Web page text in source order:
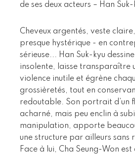
de ses deux acteurs – Han
Cheveux argentés, veste
presque hystérique - en
sérieuse... Han Suk-kyu
insolente, laisse transparaître
violence inutile et égrène
grossièretés, tout en
redoutable. Son portrait d’un
acharné, mais peu enclin à
manipulation, apporte
une structure par ailleurs sans
Face à lui, Cha Seung-Won est